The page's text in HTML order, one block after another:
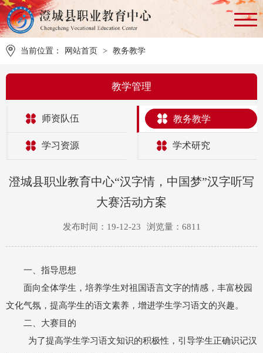
当前位置： 网站首页 > 教务教学
教学管理
师资队伍 教务教学
学习资源 学术研究
澄城县职业教育中心“汉字情，中国梦”汉字听写
大赛活动方案
发布时间：19-12-23 浏览量：6811
一、指导思想
面向全体学生，培养学生对祖国语言文字的情感，丰富校园
文化气氛，提高学生的语文素养，增进学生学习语文的兴趣。
二、大赛目的
为了提高学生学习语文知识的积极性，引导学生正确识记汉